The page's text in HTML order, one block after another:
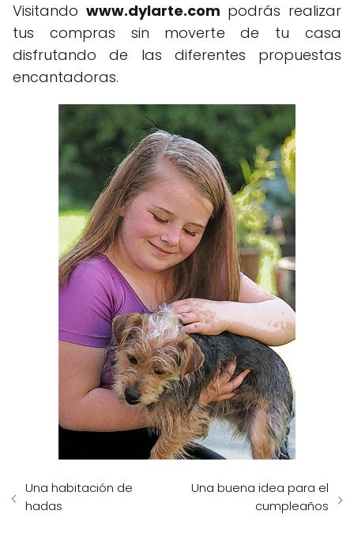
Visitando www.dylarte.com podrás realizar
tus compras sin moverte de tu casa
disfrutando de las diferentes propuestas
encantadoras.
Una habitación de
hadas
Una buena idea para el
cumpleaños